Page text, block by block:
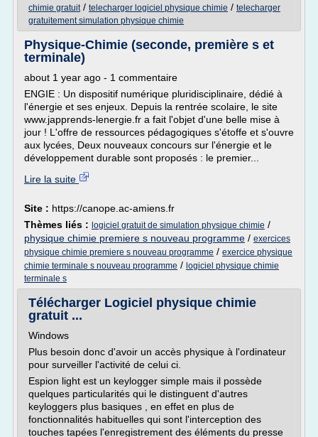
chimie gratuit/ telecharger logiciel physique chimie / telecharger
gratuitement simulation physique chimie
Physique-Chimie (seconde, première s et
terminale)
about 1 year ago - 1 commentaire
ENGIE : Un dispositif numérique pluridisciplinaire, dédié à
l'énergie et ses enjeux. Depuis la rentrée scolaire, le site
www.japprends-lenergie.fr a fait l'objet d'une belle mise à
jour ! L'offre de ressources pédagogiques s'étoffe et s'ouvre
aux lycées, Deux nouveaux concours sur l'énergie et le
développement durable sont proposés : le premier...
Lire la suite
Site : https://canope.ac-amiens.fr
Thèmes liés : logiciel gratuit de simulation physique chimie /
physique chimie premiere s nouveau programme / exercices
physique chimie premiere s nouveau programme / exercice physique
chimie terminale s nouveau programme / logiciel physique chimie
terminale s
Télécharger Logiciel physique chimie
gratuit ...
Windows
Plus besoin donc d'avoir un accès physique à l'ordinateur
pour surveiller l'activité de celui ci.
Espion light est un keylogger simple mais il possède
quelques particularités qui le distinguent d'autres
keyloggers plus basiques , en effet en plus de
fonctionnalités habituelles qui sont l'interception des
touches tapées l'enregistrement des éléments du presse